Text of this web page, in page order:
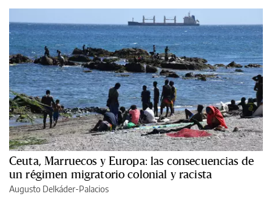
Ceuta, Marruecos y Europa: las consecuencias de
un régimen migratorio colonial y racista
Augusto Delkáder-Palacios